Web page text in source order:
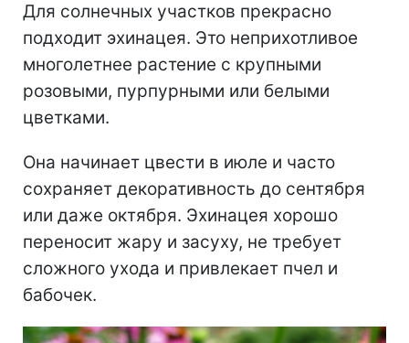
Для солнечных участков прекрасно
подходит эхинацея. Это неприхотливое
многолетнее растение с крупными
розовыми, пурпурными или белыми
цветками.
Она начинает цвести в июле и часто
сохраняет декоративность до сентября
или даже октября. Эхинацея хорошо
переносит жару и засуху, не требует
сложного ухода и привлекает пчел и
бабочек.